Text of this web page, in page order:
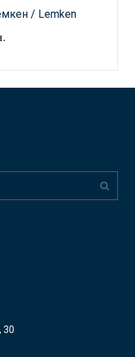
/ Lemken
30